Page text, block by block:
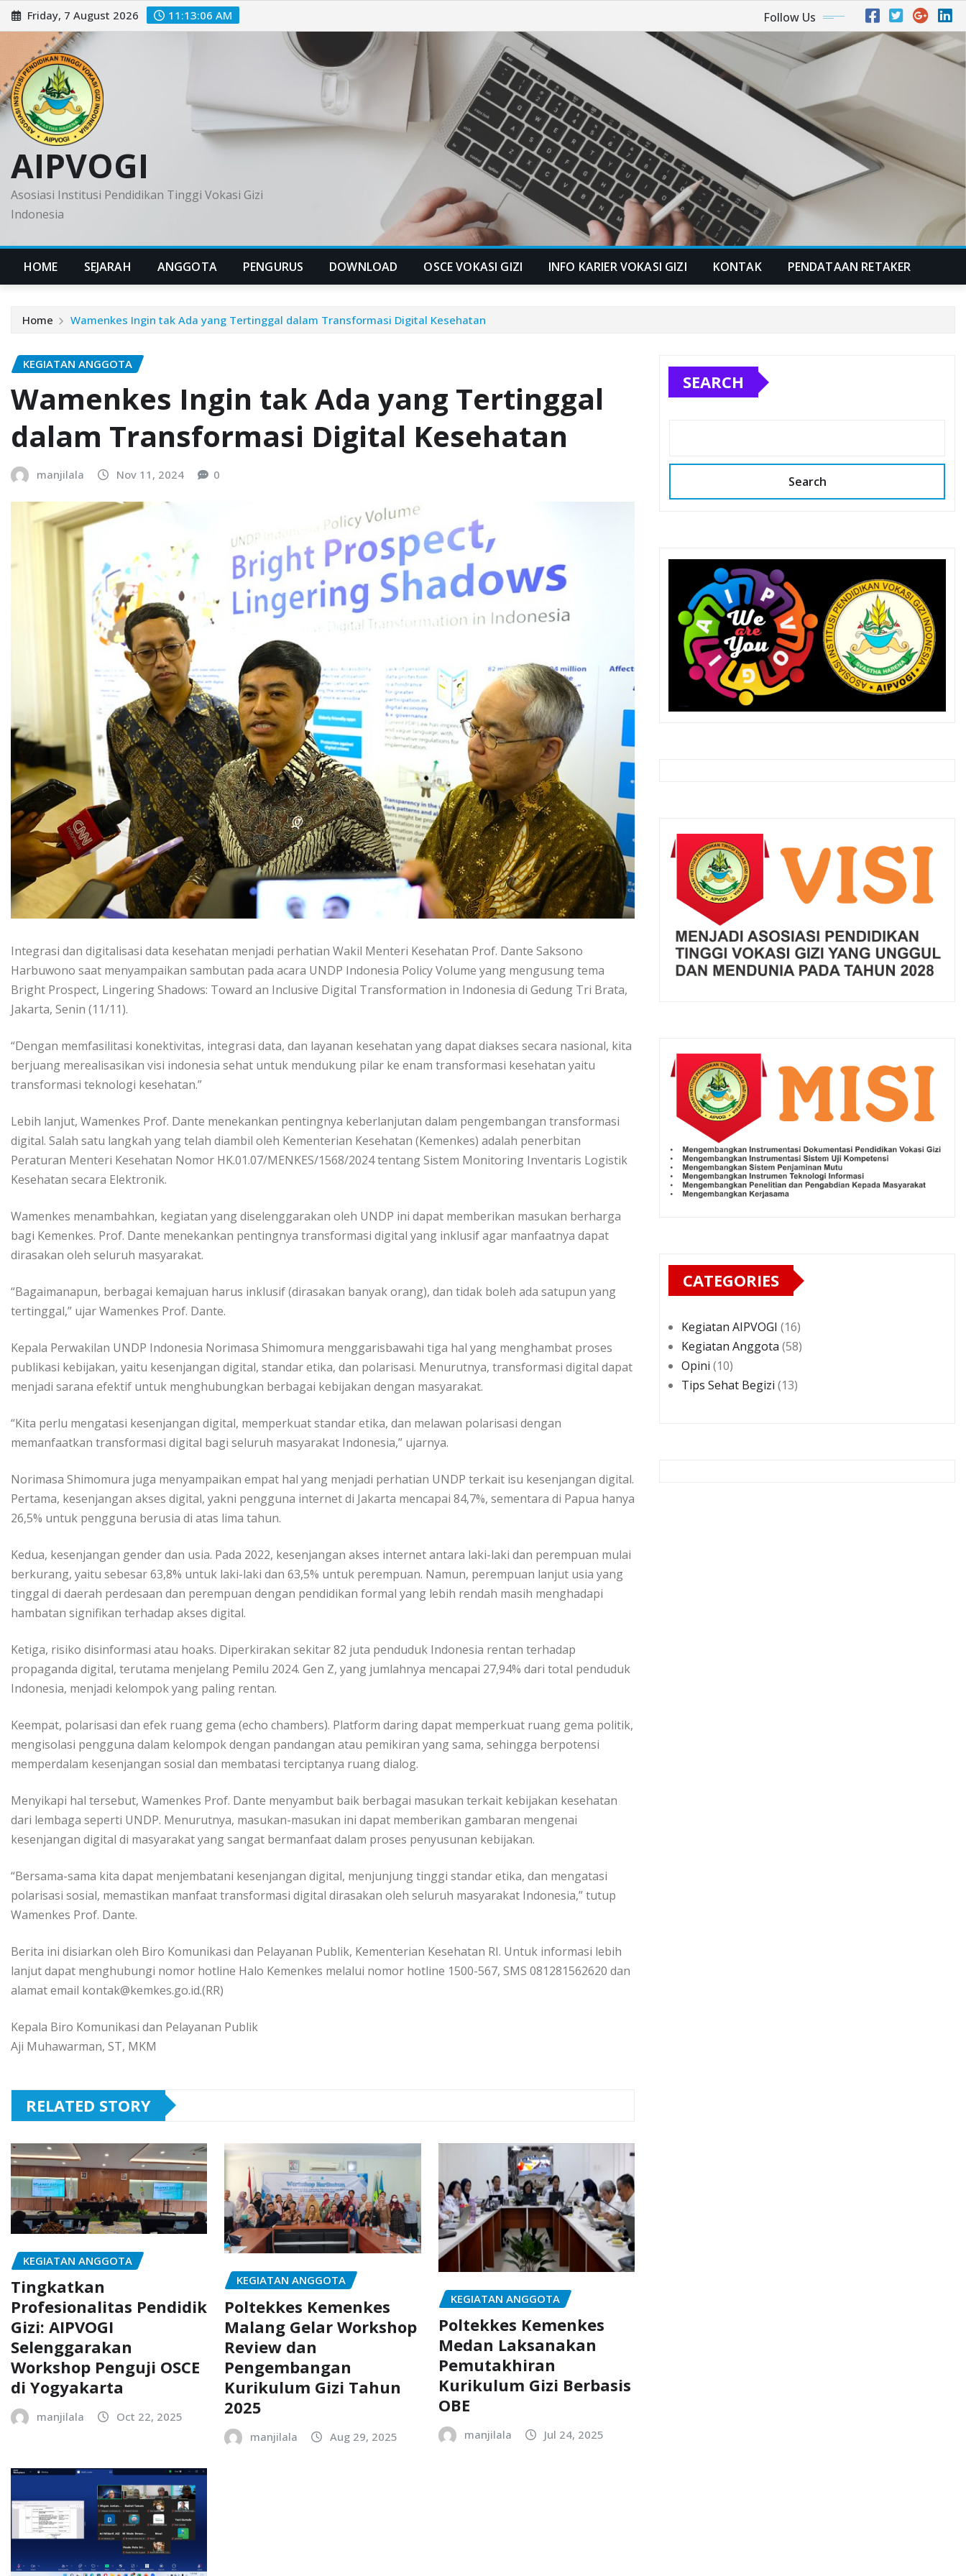
Skip
to
content
Friday, 7 August 2026 11:13:07 AM Follow Us
AIPVOGI
Asosiasi Institusi Pendidikan Tinggi Vokasi Gizi
Indonesia
HOME SEJARAH ANGGOTA PENGURUS DOWNLOAD OSCE VOKASI GIZI INFO KARIER VOKASI GIZI KONTAK PENDATAAN RETAKER
Home Wamenkes Ingin tak Ada yang Tertinggal dalam Transformasi Digital Kesehatan
KEGIATAN ANGGOTA
Wamenkes Ingin tak Ada yang Tertinggal
dalam Transformasi Digital Kesehatan
manjilala Nov 11, 2024 0
Integrasi dan digitalisasi data kesehatan menjadi perhatian Wakil Menteri Kesehatan Prof. Dante Saksono
Harbuwono saat menyampaikan sambutan pada acara UNDP Indonesia Policy Volume yang mengusung tema
Bright Prospect, Lingering Shadows: Toward an Inclusive Digital Transformation in Indonesia di Gedung Tri Brata,
Jakarta, Senin (11/11).
“Dengan memfasilitasi konektivitas, integrasi data, dan layanan kesehatan yang dapat diakses secara nasional, kita
berjuang merealisasikan visi indonesia sehat untuk mendukung pilar ke enam transformasi kesehatan yaitu
transformasi teknologi kesehatan.”
Lebih lanjut, Wamenkes Prof. Dante menekankan pentingnya keberlanjutan dalam pengembangan transformasi
digital. Salah satu langkah yang telah diambil oleh Kementerian Kesehatan (Kemenkes) adalah penerbitan
Peraturan Menteri Kesehatan Nomor HK.01.07/MENKES/1568/2024 tentang Sistem Monitoring Inventaris Logistik
Kesehatan secara Elektronik.
Wamenkes menambahkan, kegiatan yang diselenggarakan oleh UNDP ini dapat memberikan masukan berharga
bagi Kemenkes. Prof. Dante menekankan pentingnya transformasi digital yang inklusif agar manfaatnya dapat
dirasakan oleh seluruh masyarakat.
“Bagaimanapun, berbagai kemajuan harus inklusif (dirasakan banyak orang), dan tidak boleh ada satupun yang
tertinggal,” ujar Wamenkes Prof. Dante.
Kepala Perwakilan UNDP Indonesia Norimasa Shimomura menggarisbawahi tiga hal yang menghambat proses
publikasi kebijakan, yaitu kesenjangan digital, standar etika, dan polarisasi. Menurutnya, transformasi digital dapat
menjadi sarana efektif untuk menghubungkan berbagai kebijakan dengan masyarakat.
“Kita perlu mengatasi kesenjangan digital, memperkuat standar etika, dan melawan polarisasi dengan
memanfaatkan transformasi digital bagi seluruh masyarakat Indonesia,” ujarnya.
Norimasa Shimomura juga menyampaikan empat hal yang menjadi perhatian UNDP terkait isu kesenjangan digital.
Pertama, kesenjangan akses digital, yakni pengguna internet di Jakarta mencapai 84,7%, sementara di Papua hanya
26,5% untuk pengguna berusia di atas lima tahun.
Kedua, kesenjangan gender dan usia. Pada 2022, kesenjangan akses internet antara laki-laki dan perempuan mulai
berkurang, yaitu sebesar 63,8% untuk laki-laki dan 63,5% untuk perempuan. Namun, perempuan lanjut usia yang
tinggal di daerah perdesaan dan perempuan dengan pendidikan formal yang lebih rendah masih menghadapi
hambatan signifikan terhadap akses digital.
Ketiga, risiko disinformasi atau hoaks. Diperkirakan sekitar 82 juta penduduk Indonesia rentan terhadap
propaganda digital, terutama menjelang Pemilu 2024. Gen Z, yang jumlahnya mencapai 27,94% dari total penduduk
Indonesia, menjadi kelompok yang paling rentan.
Keempat, polarisasi dan efek ruang gema (echo chambers). Platform daring dapat memperkuat ruang gema politik,
mengisolasi pengguna dalam kelompok dengan pandangan atau pemikiran yang sama, sehingga berpotensi
memperdalam kesenjangan sosial dan membatasi terciptanya ruang dialog.
Menyikapi hal tersebut, Wamenkes Prof. Dante menyambut baik berbagai masukan terkait kebijakan kesehatan
dari lembaga seperti UNDP. Menurutnya, masukan-masukan ini dapat memberikan gambaran mengenai
kesenjangan digital di masyarakat yang sangat bermanfaat dalam proses penyusunan kebijakan.
“Bersama-sama kita dapat menjembatani kesenjangan digital, menjunjung tinggi standar etika, dan mengatasi
polarisasi sosial, memastikan manfaat transformasi digital dirasakan oleh seluruh masyarakat Indonesia,” tutup
Wamenkes Prof. Dante.
Berita ini disiarkan oleh Biro Komunikasi dan Pelayanan Publik, Kementerian Kesehatan RI. Untuk informasi lebih
lanjut dapat menghubungi nomor hotline Halo Kemenkes melalui nomor hotline 1500-567, SMS 081281562620 dan
alamat email kontak@kemkes.go.id.(RR)
Kepala Biro Komunikasi dan Pelayanan Publik
Aji Muhawarman, ST, MKM
RELATED STORY
KEGIATAN ANGGOTA
Tingkatkan
Profesionalitas Pendidik
Gizi: AIPVOGI
Selenggarakan
Workshop Penguji OSCE
di Yogyakarta
manjilala Oct 22, 2025
KEGIATAN ANGGOTA
Poltekkes Kemenkes
Malang Gelar Workshop
Review dan
Pengembangan
Kurikulum Gizi Tahun
2025
manjilala Aug 29, 2025
KEGIATAN ANGGOTA
Poltekkes Kemenkes
Medan Laksanakan
Pemutakhiran
Kurikulum Gizi Berbasis
OBE
manjilala Jul 24, 2025
SEARCH
Search
CATEGORIES
Kegiatan AIPVOGI (16)
Kegiatan Anggota (58)
Opini (10)
Tips Sehat Begizi (13)